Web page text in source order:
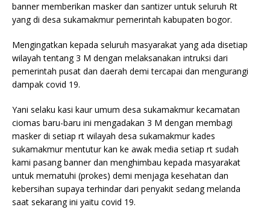
banner memberikan masker dan santizer untuk seluruh Rt
yang di desa sukamakmur pemerintah kabupaten bogor.
Mengingatkan kepada seluruh masyarakat yang ada disetiap
wilayah tentang 3 M dengan melaksanakan intruksi dari
pemerintah pusat dan daerah demi tercapai dan mengurangi
dampak covid 19.
Yani selaku kasi kaur umum desa sukamakmur kecamatan
ciomas baru-baru ini mengadakan 3 M dengan membagi
masker di setiap rt wilayah desa sukamakmur kades
sukamakmur mentutur kan ke awak media setiap rt sudah
kami pasang banner dan menghimbau kepada masyarakat
untuk mematuhi (prokes) demi menjaga kesehatan dan
kebersihan supaya terhindar dari penyakit sedang melanda
saat sekarang ini yaitu covid 19.